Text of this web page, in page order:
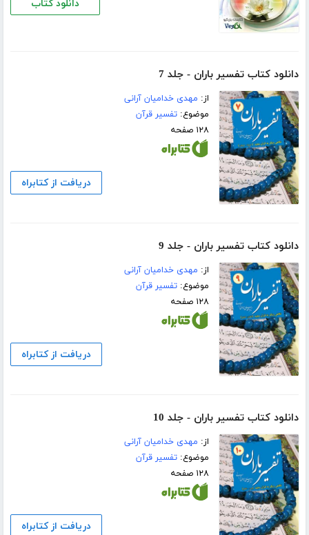
دانلود کتاب
دانلود کتاب تفسیر باران - جلد 7
از: مهدی خدامیان آرانی
موضوع:تفسیر قرآن
۱۲۸ صفحه
دریافت از کتابراه
دانلود کتاب تفسیر باران - جلد 9
از: مهدی خدامیان آرانی
موضوع:تفسیر قرآن
۱۲۸ صفحه
دریافت از کتابراه
دانلود کتاب تفسیر باران - جلد 10
از: مهدی خدامیان آرانی
موضوع:تفسیر قرآن
۱۲۸ صفحه
دریافت از کتابراه